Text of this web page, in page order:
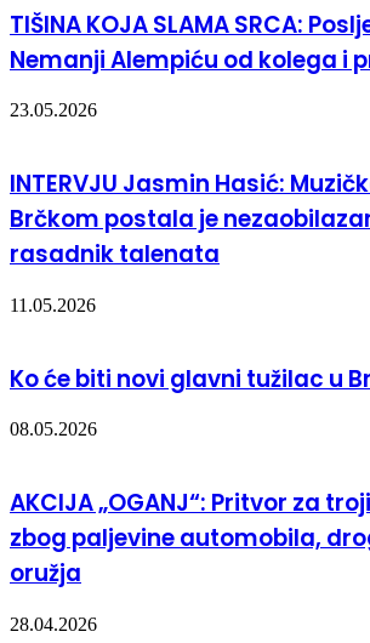
TIŠINA KOJA SLAMA SRCA:
Nemanji Alempiću od kolega i
23.05.2026
INTERVJU Jasmin Hasić:
Brčkom postala je
rasadnik talenata
11.05.2026
Ko će biti novi glavni tužilac u
08.05.2026
AKCIJA „OGANJ“: Pritvor za
zbog paljevine automobila,
oružja
28.04.2026